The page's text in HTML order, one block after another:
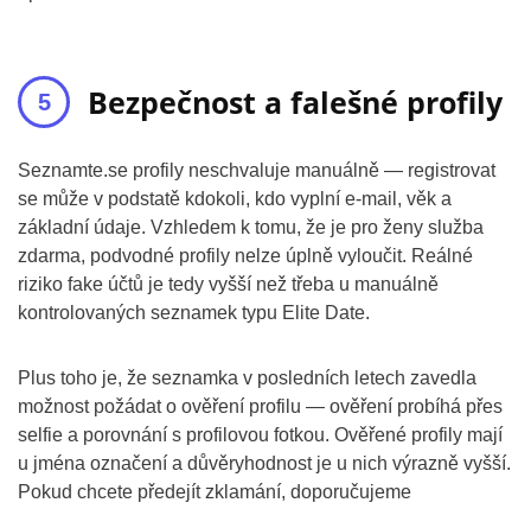
Bezpečnost a falešné profily
Seznamte.se profily neschvaluje manuálně — registrovat
se může v podstatě kdokoli, kdo vyplní e-mail, věk a
základní údaje. Vzhledem k tomu, že je pro ženy služba
zdarma, podvodné profily nelze úplně vyloučit. Reálné
riziko fake účtů je tedy vyšší než třeba u manuálně
kontrolovaných seznamek typu Elite Date.
Plus toho je, že seznamka v posledních letech zavedla
možnost požádat o ověření profilu — ověření probíhá přes
selfie a porovnání s profilovou fotkou. Ověřené profily mají
u jména označení a důvěryhodnost je u nich výrazně vyšší.
Pokud chcete předejít zklamání, doporučujeme